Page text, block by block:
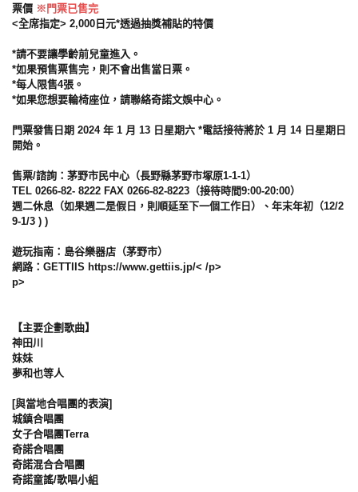
票價 ※門票已售完
<全席指定> 2,000日元*透過抽獎補貼的特價
*請不要讓學齡前兒童進入。
*如果預售票售完，則不會出售當日票。
*每人限售4張。
*如果您想要輪椅座位，請聯絡奇諾文娛中心。
門票發售日期 2024 年 1 月 13 日星期六 *電話接待將於 1 月 14 日星期日
開始。
售票/諮詢：茅野市民中心（長野縣茅野市塚原1-1-1）
TEL 0266-82- 8222 FAX 0266-82-8223（接待時間9:00-20:00）
週二休息（如果週二是假日，則順延至下一個工作日）、年末年初（12/2
9-1/3 ) )
遊玩指南：島谷樂器店（茅野市）
網路：GETTIIS https://www.gettiis.jp/< /p>
p>
【主要企劃歌曲】
神田川
妹妹
夢和也等人
[與當地合唱團的表演]
城鎮合唱團
女子合唱團Terra
奇諾合唱團
奇諾混合合唱團
奇諾童謠/歌唱小組